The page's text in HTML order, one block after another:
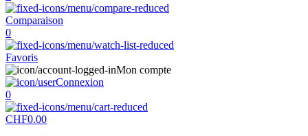
Comparaison
0
Favoris
Mon compte
Connexion
0
CHF0.00